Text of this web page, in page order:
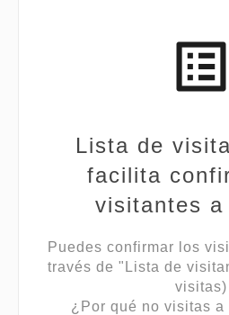
Lista de
facilita
visitantes a
Puedes confirmar los
través de "Lista de
visitas)
¿Por qué no visitas a